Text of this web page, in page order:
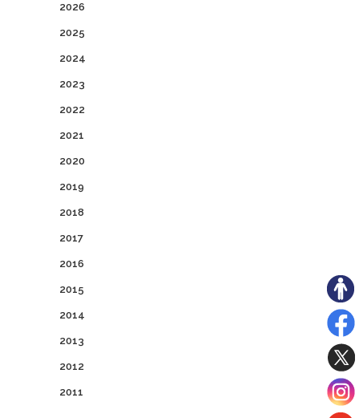
2026
2025
2024
2023
2022
2021
2020
2019
2018
2017
2016
2015
2014
2013
2012
2011